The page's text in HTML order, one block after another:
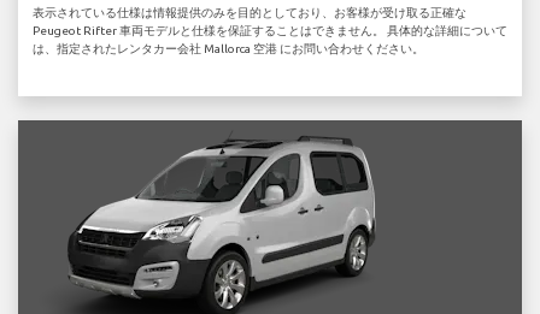
表示されている仕様は情報提供のみを目的としており、お客様が受け取る正確な
Peugeot Rifter 車両モデルと仕様を保証することはできません。 具体的な詳細について
は、指定されたレンタカー会社 Mallorca 空港 にお問い合わせください。